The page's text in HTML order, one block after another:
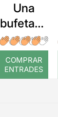
Una
bufetada
a temps
COMPRAR
ENTRADES